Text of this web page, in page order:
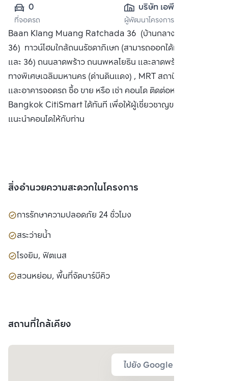
0
ที่จอดรถ
บริษัท เอพี (ไทย
แลนด์)
จำกัด(มหาชน)
ผู้พัฒนาโครงการ
Baan Klang Muang Ratchada 36 (บ้านกลางเมือง รัชดา
36) ทาวน์โฮมใกล้ถนนรัชดาภิเษก (สามารถออกได้ทั้งซอย 32
และ 36) ถนนลาดพร้าว ถนนพหลโยธิน และลาดพร้าว-วังหิน ,
ทางพิเศษเฉลิมมหานคร (ด่านดินแดง) , MRT สถานีลาดพร้าว
และอาคารจอดรถ ซื้อ ขาย หรือ เช่า คอนโด ติดต่อหาเรา
Bangkok CitiSmart ได้ทันที เพื่อให้ผู้เชี่ยวชาญของเราได้
แนะนำคอนโดให้กับท่าน
สิ่งอำนวยความสะดวกในโครงการ
การรักษาความปลอดภัย 24 ชั่วโมง
สระว่ายน้ำ
โรงยิม, ฟิตเนส
สวนหย่อม, พื้นที่จัดบาร์บีคิว
สถานที่ใกล้เคียง
ไปยัง Google Map